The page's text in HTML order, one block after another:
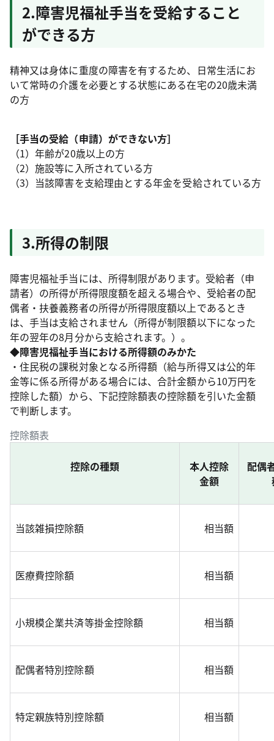
2.障害児福祉手当を受給すること
ができる方
精神又は身体に重度の障害を有するため、日常生活にお
いて常時の介護を必要とする状態にある在宅の20歳未満
の方
［手当の受給（申請）ができない方］
（1）年齢が20歳以上の方
（2）施設等に入所されている方
（3）当該障害を支給理由とする年金を受給されている方
3.所得の制限
障害児福祉手当には、所得制限があります。受給者（申
請者）の所得が所得限度額を超える場合や、受給者の配
偶者・扶養義務者の所得が所得限度額以上であるとき
は、手当は支給されません（所得が制限額以下になった
年の翌年の8月分から支給されます。）。
◆障害児福祉手当における所得額のみかた
・住民税の課税対象となる所得額（給与所得又は公的年
金等に係る所得がある場合には、合計金額から10万円を
控除した額）から、下記控除額表の控除額を引いた金額
で判断します。
控除額表
控除の種類
本人控除
金額
配偶
当該雑損控除額 相当額
医療費控除額 相当額
小規模企業共済等掛金控除額 相当額
配偶者特別控除額 相当額
特定親族特別控除額 相当額